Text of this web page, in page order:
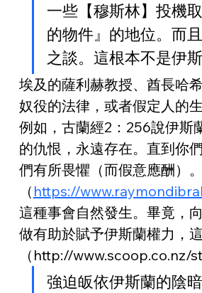
一些【穆斯林】投機
的物件』的地位。而
之談。這根本不是伊
埃及的薩利赫教授、酋長哈
奴役的法律，或者假定人的
例如，古蘭經2：256說伊斯
的仇恨，永遠存在。直到你
們有所畏懼（而假意應酬）
（ https://
這種事會自然發生。畢竟，
做有助於賦予伊斯蘭權力，
（http://
強迫皈依伊斯蘭的陰